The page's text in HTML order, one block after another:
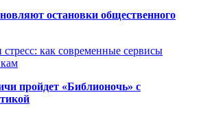
остановки общественного
стресс: как современные сервисы
пройдет «Библионочь» с